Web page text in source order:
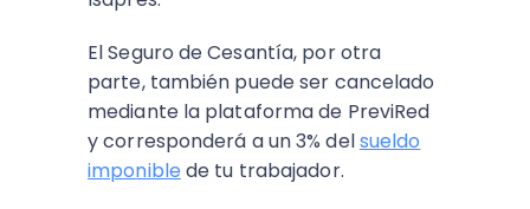
El Seguro de Cesantía, por otra
parte, también puede ser cancelado
mediante la plataforma de PreviRed
y corresponderá a un 3% delsueldo
imponible de tu trabajador.